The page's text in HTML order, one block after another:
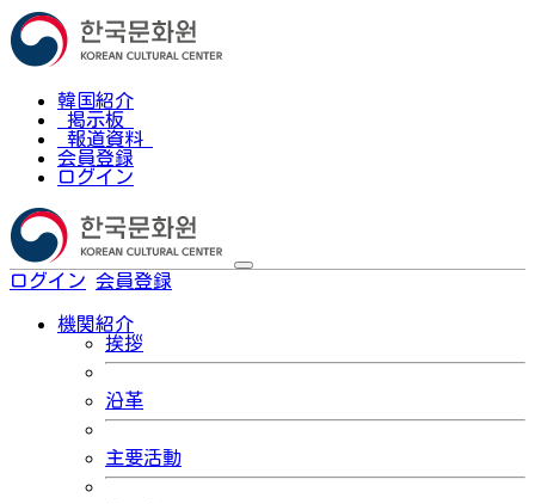
韓国紹介
掲示板
報道資料
会員登録
ログイン
ログイン 会員登録
機関紹介
挨拶
沿革
主要活動